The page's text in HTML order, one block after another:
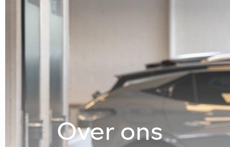
Over ons